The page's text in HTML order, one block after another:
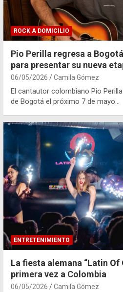
ROCK A DOMICILIO
Pio Perilla regresa a
para presentar su nueva
06/05/2026 Camila Gómez
El cantautor colombiano Pio
de Bogotá el próximo 7 de mayo…
ENTRETENIMIENTO
La fiesta alemana “Latin
primera vez a Colombia
06/05/2026 Camila Gómez